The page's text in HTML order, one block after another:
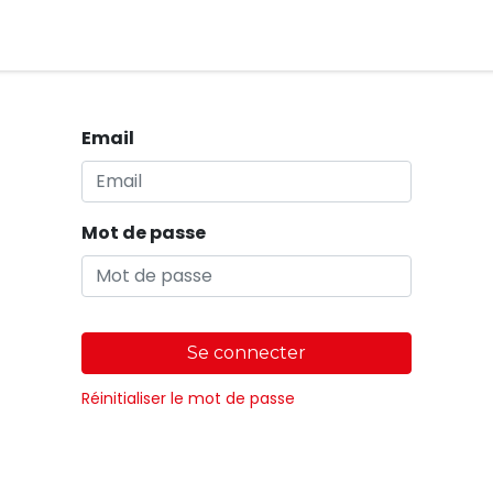
Email
Mot de passe
Se connecter
Réinitialiser le mot de passe